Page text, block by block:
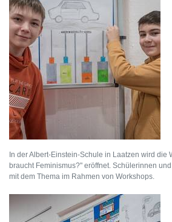
In der Albert-Einstein-Schule in Laatzen wird die
braucht Feminismus?" eröffnet. Schülerinnen
mit dem Thema im Rahmen von Workshops.